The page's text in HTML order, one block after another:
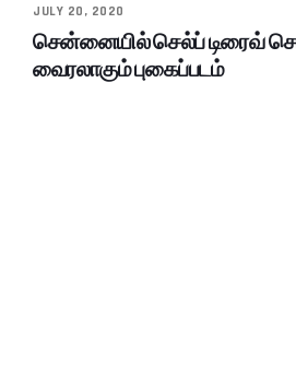
JULY 20, 2020
சென்னையில் செல்ப் டிரைவ்
வைரலாகும் புகைப்படம்